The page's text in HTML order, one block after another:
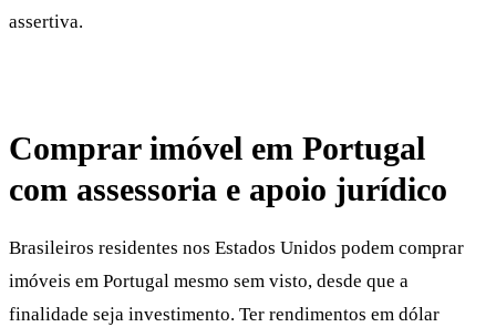
assertiva.
Comprar imóvel em Portugal
com assessoria e apoio jurídico
Brasileiros residentes nos Estados Unidos podem comprar
imóveis em Portugal mesmo sem visto, desde que a
finalidade seja investimento. Ter rendimentos em dólar